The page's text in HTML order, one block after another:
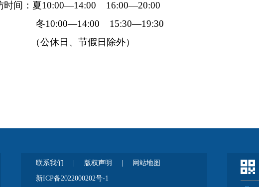
时间：夏10:00—14:00 16:00—20:00
15:30—19:30
日、节假日除外）
联系我们 版权声明 网站地图
新ICP备2022000202号-1